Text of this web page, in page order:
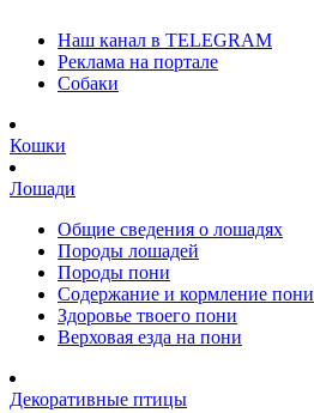
Наш канал в TELEGRAM
Реклама на портале
Собаки
Кошки
Лошади
Общие сведения о лошадях
Породы лошадей
Породы пони
Содержание и кормление пони
Здоровье твоего пони
Верховая езда на пони
Декоративные птицы